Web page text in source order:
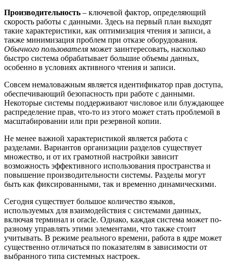
Производительность – ключевой фактор, определяющий
скорость работы с данными. Здесь на первый план выходят
такие характеристики, как оптимизация чтения и записи, а
также минимизация проблем при отказе оборудования.
Обычного пользователя может заинтересовать, насколько
быстро система обрабатывает большие объемы данных,
особенно в условиях активного чтения и записи.
Совсем немаловажным является идентификатор прав доступа,
обеспечивающий безопасность при работе с данными.
Некоторые системы поддерживают числовое или блуждающее
распределение прав, что-то из этого может стать проблемой в
масштабировании или при резервной копии.
Не менее важной характеристикой является работа с
разделами. Вариантов организации разделов существует
множество, и от их грамотной настройки зависит
возможность эффективного использования пространства и
повышение производительности системы. Разделы могут
быть как фиксированными, так и временно динамическими.
Сегодня существует большое количество языков,
используемых для взаимодействия с системами данных,
включая терминал и oracle. Однако, каждая система может по-
разному управлять этими элементами, что также стоит
учитывать. В режиме реального времени, работа в ядре может
существенно отличаться по показателям в зависимости от
выбранного типа системных настроек.